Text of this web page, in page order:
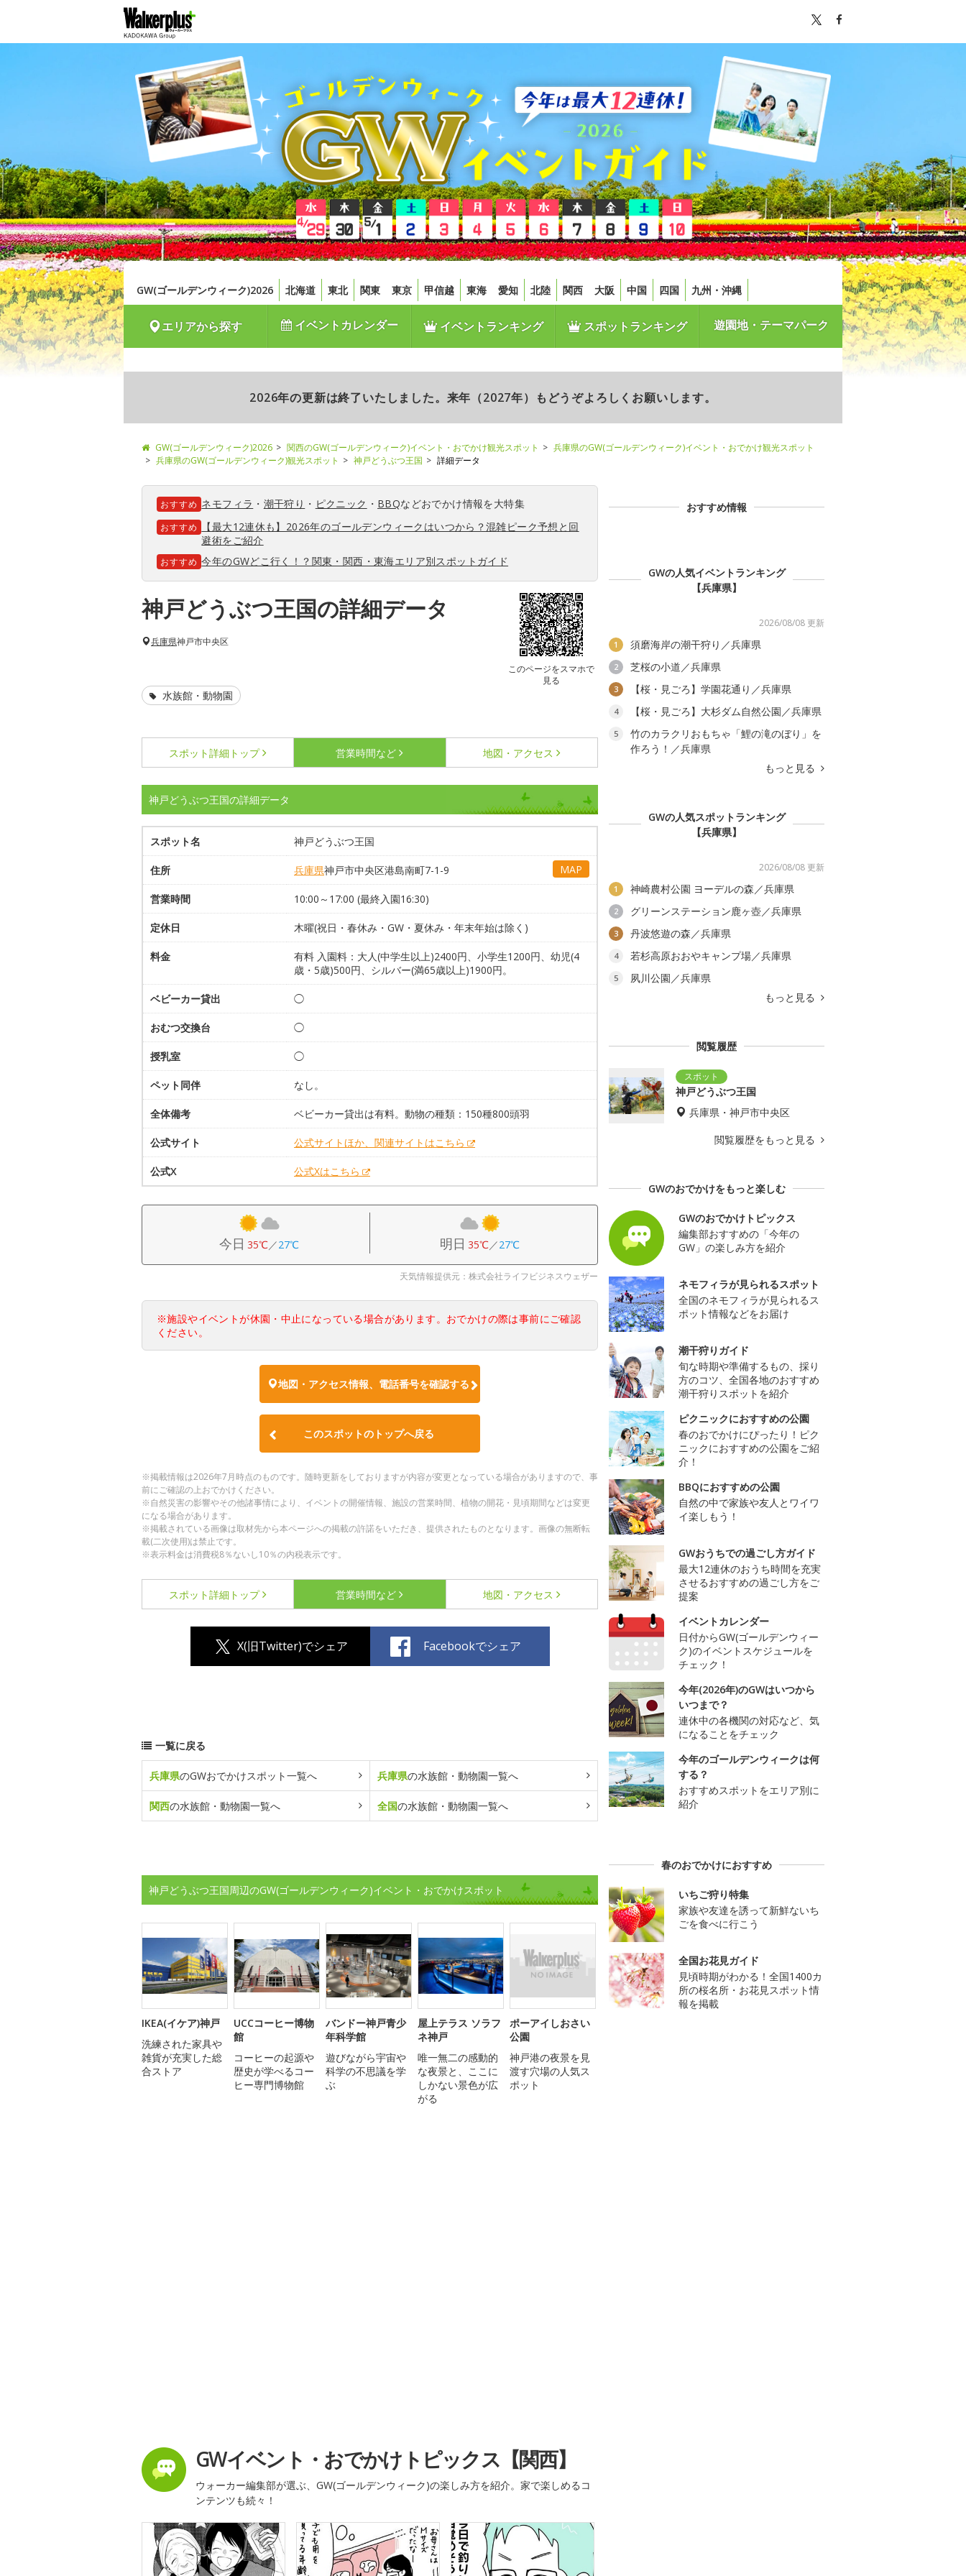
GW(ゴールデンウィーク)2026 北海道 東北 関東 東京 甲信越 東海 愛知 北陸 関西 大阪 中国 四国 九州・沖縄
エリアから探す イベントカレンダー イベントランキング スポットランキング 遊園地・テーマパーク
2026年の更新は終了いたしました。来年（2027年）もどうぞよろしくお願いします。
GW(ゴールデンウィーク)2026 関西のGW(ゴールデンウィーク)イベント・おでかけ観光スポット
兵庫県のGW(ゴールデンウィーク)イベント・おでかけ観光スポット
兵庫県のGW(ゴールデンウィーク)観光スポット
神戸どうぶつ王国 詳細データ
おすすめ ネモフィラ ・ 潮干狩り ・ ピクニック ・ BBQなどおでかけ情報を大特集
おすすめ
【最大12連休も】2026年のゴールデンウィークはいつから？混雑ピーク予想と回
避術をご紹介
おすすめ 今年のGWどこ行く！？関東・関西・東海エリア別スポットガイド
神戸どうぶつ王国の詳細データ
このページをスマホで
見る
兵庫県神戸市中央区
水族館・動物園
スポット詳細 トップ 営業時間など 地図・アクセス
神戸どうぶつ王国の詳細データ
スポット名 神戸どうぶつ王国
住所 兵庫県神戸市中央区港島南町7-1-9 MAP
営業時間 10:00～17:00 (最終入園16:30)
定休日 木曜(祝日・春休み・GW・夏休み・年末年始は除く)
料金
有料 入園料：大人(中学生以上)2400円、小学生1200円、幼児(4
歳・5歳)500円、シルバー(満65歳以上)1900円。
ベビーカー貸出 ◯
おむつ交換台 ◯
授乳室 ◯
ペット同伴 なし。
全体備考 ベビーカー貸出は有料。動物の種類：150種800頭羽
公式サイト 公式サイトほか、関連サイトはこちら
公式X 公式Xはこちら
今日 35℃／27℃ 明日 35℃／27℃
天気情報提供元：株式会社ライフビジネスウェザー
※施設やイベントが休園・中止になっている場合があります。おでかけの際は事前にご確認
ください。
地図・アクセス情報、電話番号を確認する
このスポットのトップへ戻る
※掲載情報は2026年7月時点のものです。随時更新をしておりますが内容が変更となっている場合がありますので、事
前にご確認の上おでかけください。
※自然災害の影響やその他諸事情により、イベントの開催情報、施設の営業時間、植物の開花・見頃期間などは変更
になる場合があります。
※掲載されている画像は取材先から本ページへの掲載の許諾をいただき、提供されたものとなります。画像の無断転
載(二次使用)は禁止です。
※表示料金は消費税8％ないし10％の内税表示です。
スポット詳細 トップ 営業時間など 地図・アクセス
X(旧Twitter)でシェア Facebookでシェア
一覧に戻る
兵庫県のGWおでかけスポット一覧へ 兵庫県の水族館・動物園一覧へ
関西の水族館・動物園一覧へ 全国の水族館・動物園一覧へ
神戸どうぶつ王国周辺のGW(ゴールデンウィーク)イベント・おでかけスポット
IKEA(イケア)神戸
洗練された家具や
雑貨が充実した総
合ストア
UCCコーヒー博物
館
コーヒーの起源や
歴史が学べるコー
ヒー専門博物館
バンドー神戸青少
年科学館
遊びながら宇宙や
科学の不思議を学
ぶ
屋上テラス ソラフ
ネ神戸
唯一無二の感動的
な夜景と、ここに
しかない景色が広
がる
ポーアイしおさい
公園
神戸港の夜景を見
渡す穴場の人気ス
ポット
GWイベント・おでかけトピックス【関西】
ウォーカー編集部が選ぶ、GW(ゴールデンウィーク)の楽しみ方を紹介。家で楽しめるコ
ンテンツも続々！
おすすめ情報
GWの人気イベントランキング
【兵庫県】
2026/08/08 更新
1 須磨海岸の潮干狩り／兵庫県
2 芝桜の小道／兵庫県
3 【桜・見ごろ】学園花通り／兵庫県
4 【桜・見ごろ】大杉ダム自然公園／兵庫県
5
竹のカラクリおもちゃ「鯉の滝のぼり」を
作ろう！／兵庫県
もっと見る
GWの人気スポットランキング
【兵庫県】
2026/08/08 更新
1 神崎農村公園 ヨーデルの森／兵庫県
2 グリーンステーション鹿ヶ壺／兵庫県
3 丹波悠遊の森／兵庫県
4 若杉高原おおやキャンプ場／兵庫県
5
夙川公園／兵庫県
もっと見る
閲覧履歴
神戸どうぶつ王国
兵庫県・神戸市中央区
閲覧履歴をもっと見る
GWのおでかけをもっと楽しむ
GWのおでかけトピックス
編集部おすすめの「今年の
GW」の楽しみ方を紹介
ネモフィラが見られるスポット
全国のネモフィラが見られるス
ポット情報などをお届け
潮干狩りガイド
旬な時期や準備するもの、採り
方のコツ、全国各地のおすすめ
潮干狩りスポットを紹介
ピクニックにおすすめの公園
春のおでかけにぴったり！ピク
ニックにおすすめの公園をご紹
介！
BBQにおすすめの公園
自然の中で家族や友人とワイワ
イ楽しもう！
GWおうちでの過ごし方ガイド
最大12連休のおうち時間を充実
させるおすすめの過ごし方をご
提案
イベントカレンダー
日付からGW(ゴールデンウィー
ク)のイベントスケジュールを
チェック！
今年(2026年)のGWはいつから
いつまで？
連休中の各機関の対応など、気
になることをチェック
今年のゴールデンウィークは何
する？
おすすめスポットをエリア別に
紹介
春のおでかけにおすすめ
いちご狩り特集
家族や友達を誘って新鮮ないち
ごを食べに行こう
全国お花見ガイド
見頃時期がわかる！全国1400カ
所の桜名所・お花見スポット情
報を掲載